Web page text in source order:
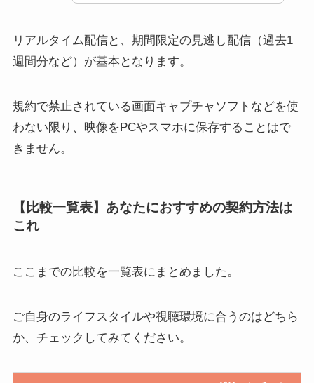
リアルタイム配信と、期間限定の見逃し配信（過去1
週間分など）が基本となります。
規約で禁止されている画面キャプチャソフトなどを使
わない限り、映像をPCやスマホに保存することはで
きません。
【比較一覧表】あなたにおすすめの契約方法は
これ
ここまでの比較を一覧表にまとめました。
ご自身のライフスタイルや視聴環境に合うのはどちら
か、チェックしてみてください。